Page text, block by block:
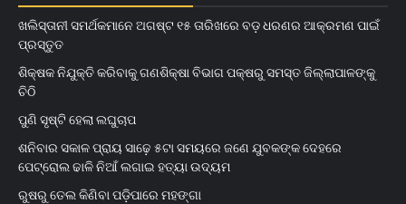
ଖଲିସ୍ତାନୀ ସମର୍ଥକମାନେ ଅଗଷ୍ଟ ୧୫ ତାରିଖରେ ବଡ଼ ଧରଣର ଆକ୍ରମଣ ପାଇଁ
ପ୍ରସ୍ତୁତ
ଶିକ୍ଷକ ନିଯୁକ୍ତି କରିବାକୁ ଗଣଶିକ୍ଷା ବିଭାଗ ପକ୍ଷରୁ ସମସ୍ତ ଜିଲ୍ଲାପାଳଙ୍କୁ
ଚିଠି
ପୁଣି ସୃଷ୍ଟି ହେଲା ଲଘୁଚାପ
ଶନିବାର ସକାଳ ପ୍ରାୟ ସାଢ଼େ ୫ଟା ସମୟରେ ଜଣେ ଯୁବକଙ୍କ ଦେହରେ
ପେଟ୍ରୋଲ ଢାଳି ନିଆଁ ଲଗାଇ ହତ୍ୟା ଉଦ୍ୟମ
ରୁଷରୁ ତେଲ କିଣିବା ପଡ଼ିପାରେ ମହଙ୍ଗା